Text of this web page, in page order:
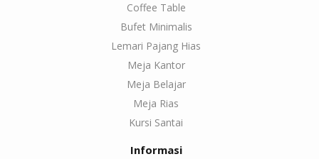
Coffee Table
Bufet Minimalis
Lemari Pajang Hias
Meja Kantor
Meja Belajar
Meja Rias
Kursi Santai
Informasi